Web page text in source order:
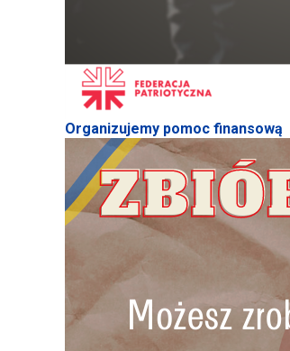
Organizujemy pomoc finansową